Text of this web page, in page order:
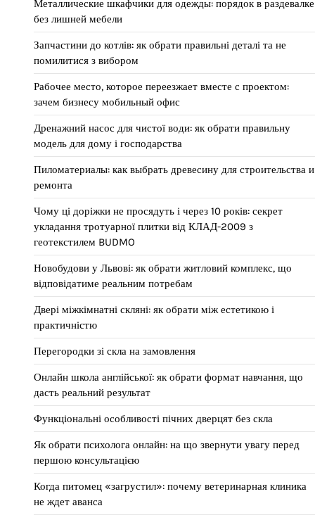
Металлические шкафчики для одежды: порядок в раздевалке
без лишней мебели
Запчастини до котлів: як обрати правильні деталі та не
помилитися з вибором
Рабочее место, которое переезжает вместе с проектом:
зачем бизнесу мобильный офис
Дренажний насос для чистої води: як обрати правильну
модель для дому і господарства
Пиломатериалы: как выбрать древесину для строительства и
ремонта
Чому ці доріжки не просядуть і через 10 років: секрет
укладання тротуарної плитки від КЛАД-2009 з
геотекстилем BUDMO
Новобудови у Львові: як обрати житловий комплекс, що
відповідатиме реальним потребам
Двері міжкімнатні скляні: як обрати між естетикою і
практичністю
Перегородки зі скла на замовлення
Онлайн школа англійської: як обрати формат навчання, що
дасть реальний результат
Функціональні особливості пічних дверцят без скла
Як обрати психолога онлайн: на що звернути увагу перед
першою консультацією
Когда питомец «загрустил»: почему ветеринарная клиника
не ждет аванса